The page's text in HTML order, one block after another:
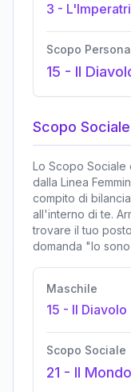
3 -
Scopo
15 - Il
Scopo Sociale
Lo Scopo Sociale
dalla Linea
compito di
all'interno di te.
trovare il tuo
domanda "Io
Maschile
15 - Il Diavolo
Scopo Sociale
21 - Il Mondo